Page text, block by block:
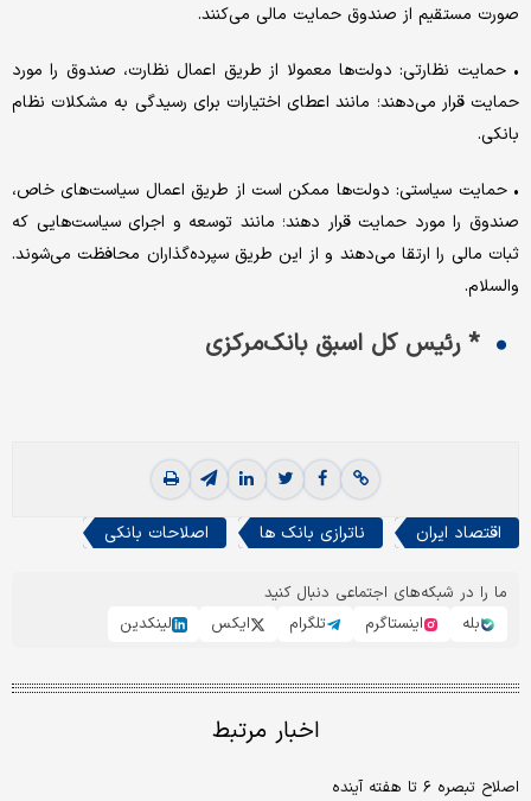
صورت مستقیم از صندوق حمایت مالی می‌کنند.
• حمایت نظارتی: دولت‌ها معمولا از طریق اعمال نظارت، صندوق را مورد
حمایت قرار می‌دهند؛ مانند اعطای اختیارات برای رسیدگی به مشکلات نظام
بانکی.
• حمایت سیاستی: دولت‌‌‌ها ممکن است از طریق اعمال سیاست‌های خاص،
صندوق را مورد حمایت قرار دهند؛ مانند توسعه و اجرای سیاست‌‌‌هایی که
ثبات مالی را ارتقا می‌دهند و از این طریق سپرده‌‌‌گذاران محافظت می‌‌‌شوند.
والسلام.
* رئیس کل اسبق بانک‌مرکزی
اقتصاد ایران ناترازی بانک ها اصلاحات بانکی
ما را در شبکه‌های اجتماعی دنبال کنید
بله
اینستاگرم تلگرام ایکس لینکدین
اخبار مرتبط
اصلاح تبصره ۶ تا هفته آینده